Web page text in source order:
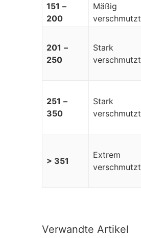
151 –
200
Mäßig
verschmutzt
201 –
250
Stark
verschmutzt
251 –
350
Stark
verschmutzt
> 351
Extrem
verschmutzt
Verwandte Artikel